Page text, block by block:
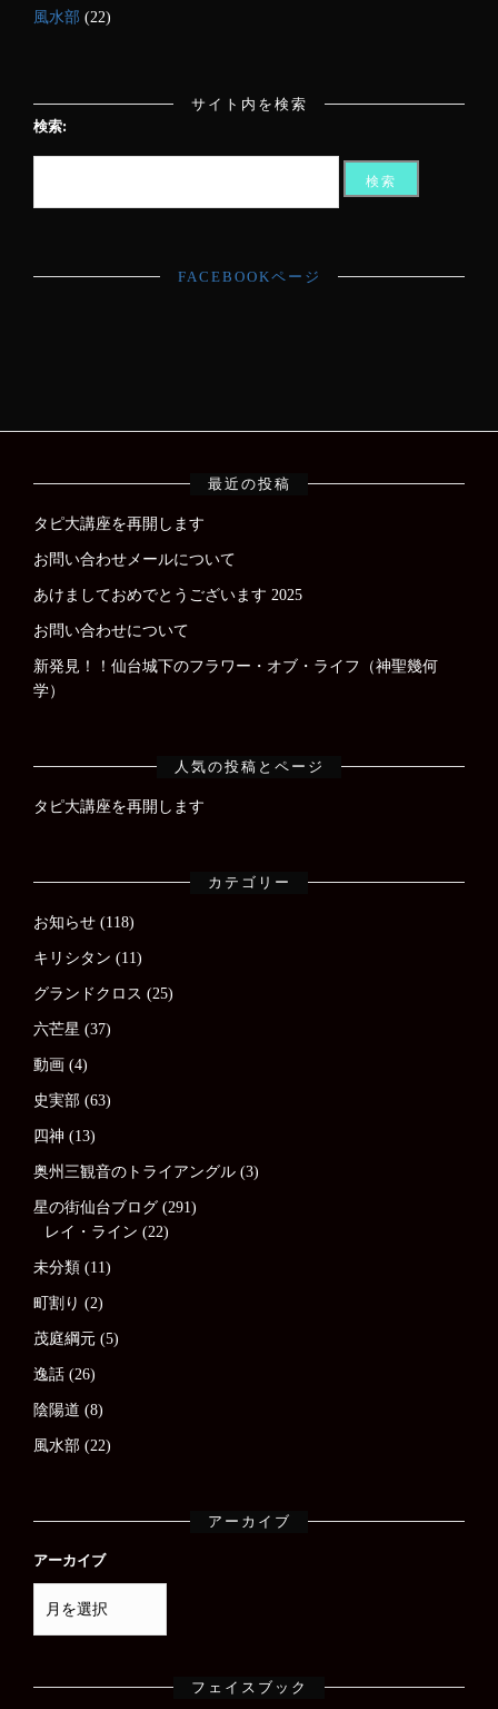
風水部 (22)
サイト内を検索
検索:
FACEBOOKページ
最近の投稿
タピ大講座を再開します
お問い合わせメールについて
あけましておめでとうございます 2025
お問い合わせについて
新発見！！仙台城下のフラワー・オブ・ライフ（神聖幾何
学）
人気の投稿とページ
タピ大講座を再開します
カテゴリー
お知らせ (118)
キリシタン (11)
グランドクロス (25)
六芒星 (37)
動画 (4)
史実部 (63)
四神 (13)
奥州三観音のトライアングル (3)
星の街仙台ブログ (291)
レイ・ライン (22)
未分類 (11)
町割り (2)
茂庭綱元 (5)
逸話 (26)
陰陽道 (8)
風水部 (22)
アーカイブ
アーカイブ
フェイスブック